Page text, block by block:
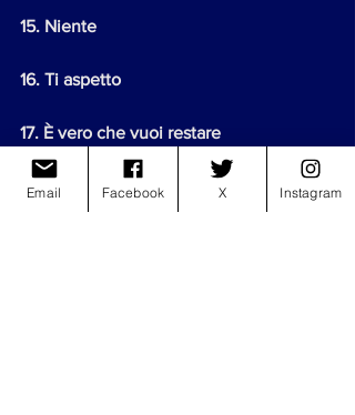
15. Niente
16. Ti aspetto
17. È vero che vuoi restare
18. Amore puro
Email Facebook X Instagram